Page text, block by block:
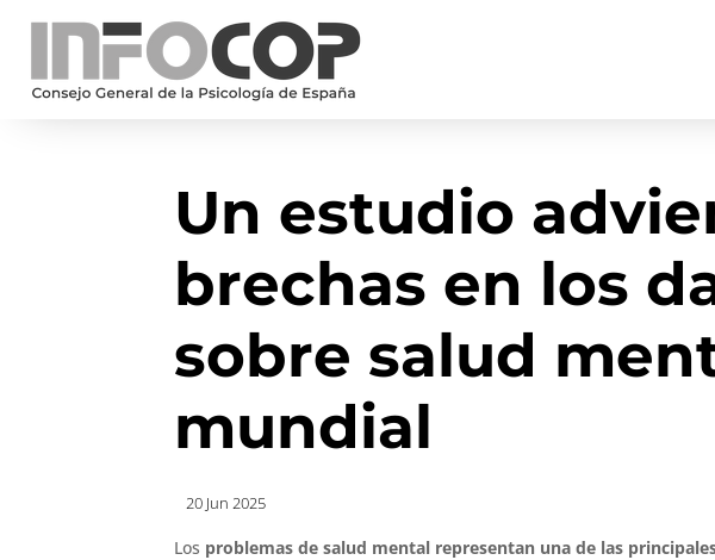
Un estudio
brechas en los
sobre salud
mundial
20 Jun 2025
Los problemas de salud mental representan una de las